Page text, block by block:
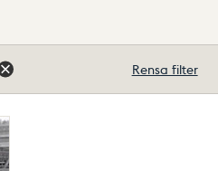
Rensa filter